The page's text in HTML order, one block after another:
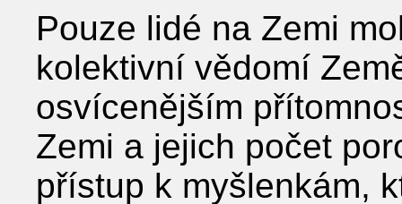
Pouze lidé na Zemi
kolektivní vědomí
osvícenějším
Zemi a jejich počet
přístup k myšlenkám,